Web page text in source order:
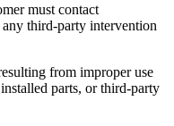
must contact
any third-party intervention
from improper use
parts, or third-party